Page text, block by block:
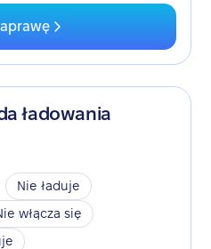
ładowania
Nie ładuje
włącza się